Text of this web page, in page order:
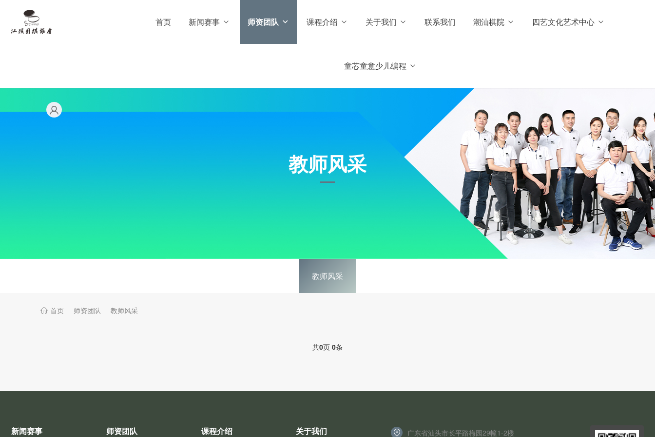
首页 新闻赛事 师资团队 课程介绍 关于我们 联系我们 潮汕棋院 四艺文化艺术中心
童芯童意少儿编程
教师风采
教师风采
首页 师资团队 教师风采
共0页 0条
新闻赛事 师资团队 课程介绍 关于我们 广东省汕头市长平路梅园29幢1-2楼